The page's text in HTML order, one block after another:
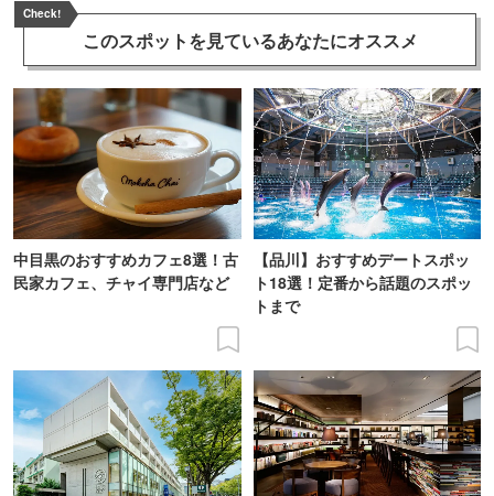
Check!
このスポットを見ているあなたにオススメ
中目黒のおすすめカフェ8選！古
民家カフェ、チャイ専門店など
【品川】おすすめデートスポッ
ト18選！定番から話題のスポッ
トまで